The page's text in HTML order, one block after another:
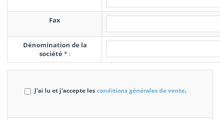
Fax
Dénomination de la
société * :
J'ai lu et j'accepte lesconditions générales de vente.